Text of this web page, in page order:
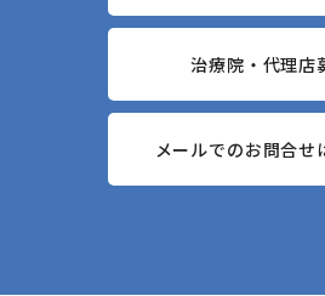
治療院・代理店
メールでのお問合せ